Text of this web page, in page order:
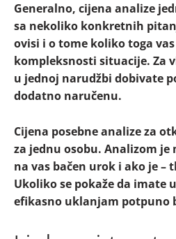
Generalno, cijena analize
sa nekoliko konkretnih
ovisi i o tome koliko toga
kompleksnosti situacije. Za
u jednoj narudžbi dobivate
dodatno naručenu.
Cijena posebne analize za
za jednu osobu. Analizom
na vas bačen urok i ako je –
Ukoliko se pokaže da imate
efikasno uklanjam potpuno